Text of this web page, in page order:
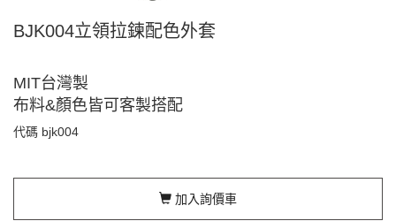
BJK004立領拉鍊配色外套
MIT台灣製
布料&顏色皆可客製搭配
代碼 bjk004
加入詢價車